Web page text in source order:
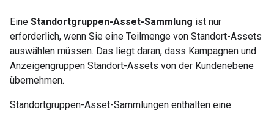
Eine Standortgruppen-Asset-Sammlung ist nur
erforderlich, wenn Sie eine Teilmenge von Standort-Assets
auswählen müssen. Das liegt daran, dass Kampagnen und
Anzeigengruppen Standort-Assets von der Kundenebene
übernehmen.
Standortgruppen-Asset-Sammlungen enthalten eine